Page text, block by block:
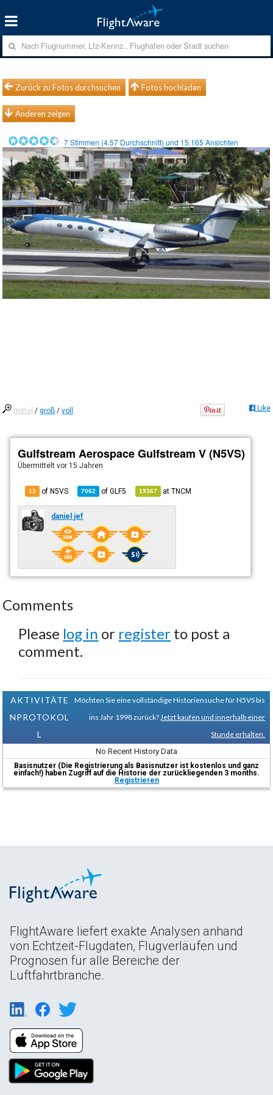
Zurück zu Fotos durchsuchen Fotos hochladen
Anderen zeigen
7Stimmen (4.57 Durchschnitt) und 15.165 Ansichten
mittel /groß /voll Like
Gulfstream Aerospace Gulfstream V (N5VS)
Übermitteltvor 15 Jahren
13 of N5VS 7062 ofGLF5 19367 atTNCM
daniel jef
Comments
Please log in or register to post a
comment.
AKTIVITÄTE
NPROTOKOL
L
Möchten Sie eine vollständige Historiensuche für N5VS bis
ins Jahr 1998 zurück? Jetzt kaufen und innerhalb einer
Stunde erhalten.
No Recent History Data
Basisnutzer (Die Registrierung als Basisnutzer ist kostenlos und ganz
einfach!) haben Zugriff auf die Historie der zurückliegenden 3 months.
Registrieren
FlightAware liefert exakte Analysen anhand
von Echtzeit-Flugdaten, Flugverläufen und
Prognosen für alle Bereiche der
Luftfahrtbranche.